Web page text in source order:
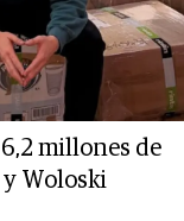
millones de
y Woloski